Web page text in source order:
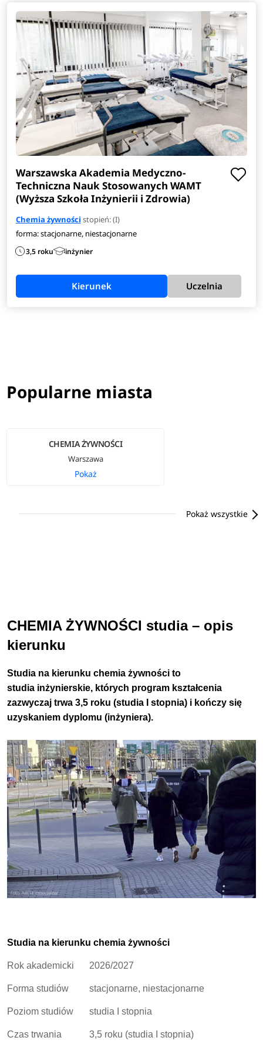
Warszawska Akademia Medyczno-
Techniczna Nauk Stosowanych WAMT
(Wyższa Szkoła Inżynierii i Zdrowia)
Chemia żywności stopień: (I)
forma: stacjonarne, niestacjonarne
3,5 roku inżynier
Kierunek Uczelnia
Popularne miasta
CHEMIA ŻYWNOŚCI
Warszawa
Pokaż
Pokaż wszystkie
CHEMIA ŻYWNOŚCI studia – opis
kierunku
Studia na kierunku chemia żywności to
studia inżynierskie, których program kształcenia
zazwyczaj trwa 3,5 roku (studia I stopnia) i kończy się
uzyskaniem dyplomu (inżyniera).
Studia na kierunku chemia żywności
Rok akademicki 2026/2027
Forma studiów stacjonarne, niestacjonarne
Poziom studiów studia I stopnia
Czas trwania 3,5 roku (studia I stopnia)